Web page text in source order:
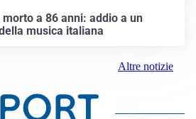
morto a 86 anni: addio a un
musica italiana
Altre notizie